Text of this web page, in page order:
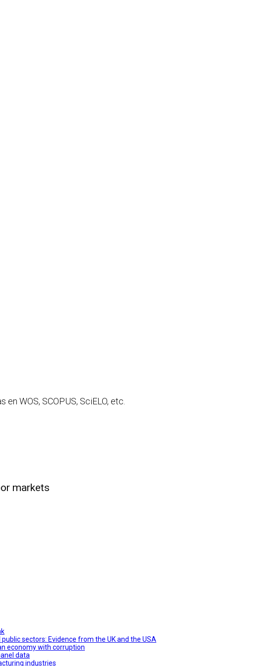
WOS, SCOPUS, SciELO, etc.
markets
sectors: Evidence from the UK and the USA
economy with corruption
data
industries